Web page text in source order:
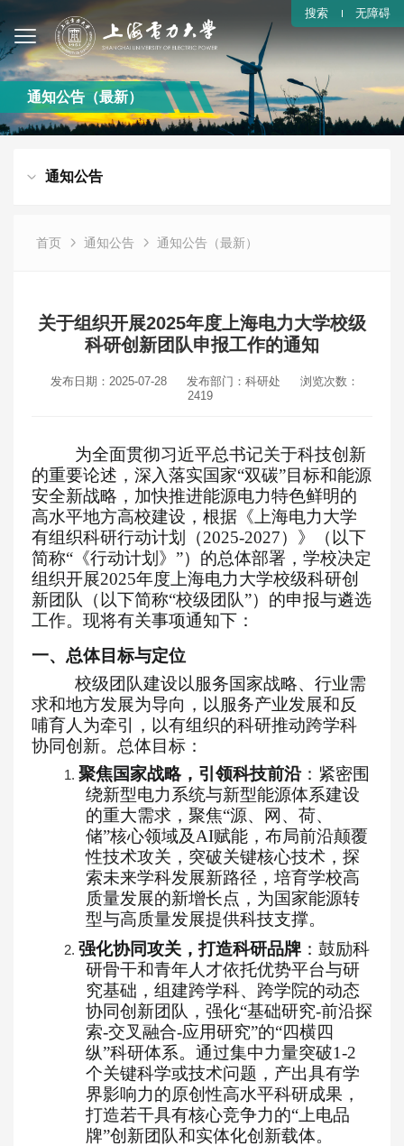
无障碍
搜索
通知公告（最新）
通知公告
首页 通知公告 通知公告（最新）
关于组织开展2025年度上海电力大学校级
科研创新团队申报工作的通知
发布日期：2025-07-28 发布部门：科研处
浏览次数：
2419
为全面贯彻习近平总书记关于科技创新
的重要论述，深入落实国家“双碳”目标和能源
安全新战略 ，加快推进能源电力特色鲜明的
高水平地方高校建设，根据《上海电力大学
有组织科研行动计划（2025-2027）》（以下
简称“《行动计划》”）的总体部署，学校决定
组织开展2025年度 上海电力大学校级科研创
新团队（以下简称“校级团队”）的申报与遴选
工作。现将有关事项通知下：
一、总体目标与定位
校级团队建设以服务国家战略、行业需
求和地方发展为导向，以服务产业发展和反
哺育人 为牵引，以有组织的科研推动跨学科
协同创新。总体目标：
1. 聚焦国家战略，引领科技前沿：紧密围
绕新型电力系统与新型能源体系建设
的重大需求，聚焦“源、网、荷、
储”核心领域及AI赋能，布局前沿颠覆
性技术攻关，突破关键核心技术，探
索未来学科发展新路径，培育学校高
质量发展的新增长点，为国家能源转
型与高质量发展提供科技支撑。
2. 强化协同攻关，打造科研品牌 ：鼓励科
研骨干和青年人才依托优势平台与研
究基础，组建跨学科、跨学院的动态
协同创新团队，强化“基础研究-前沿探
索-交叉融合-应用研究”的“四横四
纵”科研体系。通过集中力量突破1-2
个关键科学或技术问题，产出具有学
界影响力的原创性高水平科研成果，
打造若干具有核心竞争力的“上电品
牌”创新团队和实体化创新载体。